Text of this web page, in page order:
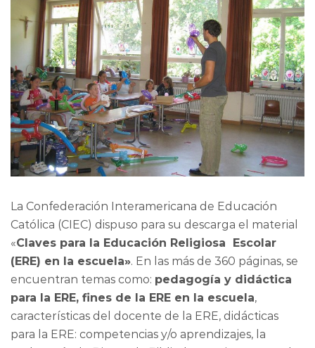
La Confederación Interamericana de Educación
Católica (CIEC) dispuso para su descarga el material
«Claves para la Educación Religiosa Escolar
(ERE) en la escuela». En las más de 360 páginas, se
encuentran temas como: pedagogía y didáctica
para la ERE, fines de la ERE en la escuela,
características del docente de la ERE, didácticas
para la ERE: competencias y/o aprendizajes, la